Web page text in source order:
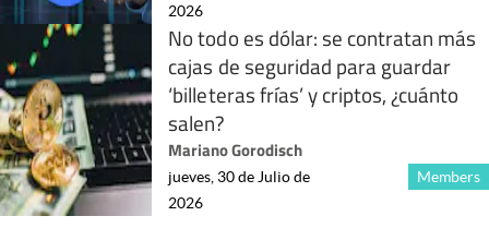
2026
No todo es dólar: se contratan más
cajas de seguridad para guardar
‘billeteras frías’ y criptos, ¿cuánto
salen?
Mariano Gorodisch
Members
jueves, 30 de Julio de
2026